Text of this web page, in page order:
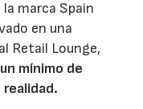
marca Spain
en una
Retail Lounge,
mínimo de